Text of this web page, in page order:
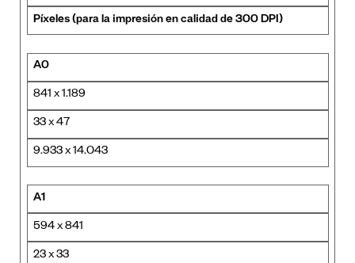
Píxeles (para la impresión en calidad de 300 DPI)
A0
841 x 1.189
33 x 47
9.933 x 14.043
A1
594 x 841
23 x 33